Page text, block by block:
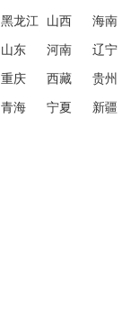
黑龙江 山西 海南
山东 河南 辽宁
重庆 西藏 贵州
青海 宁夏 新疆